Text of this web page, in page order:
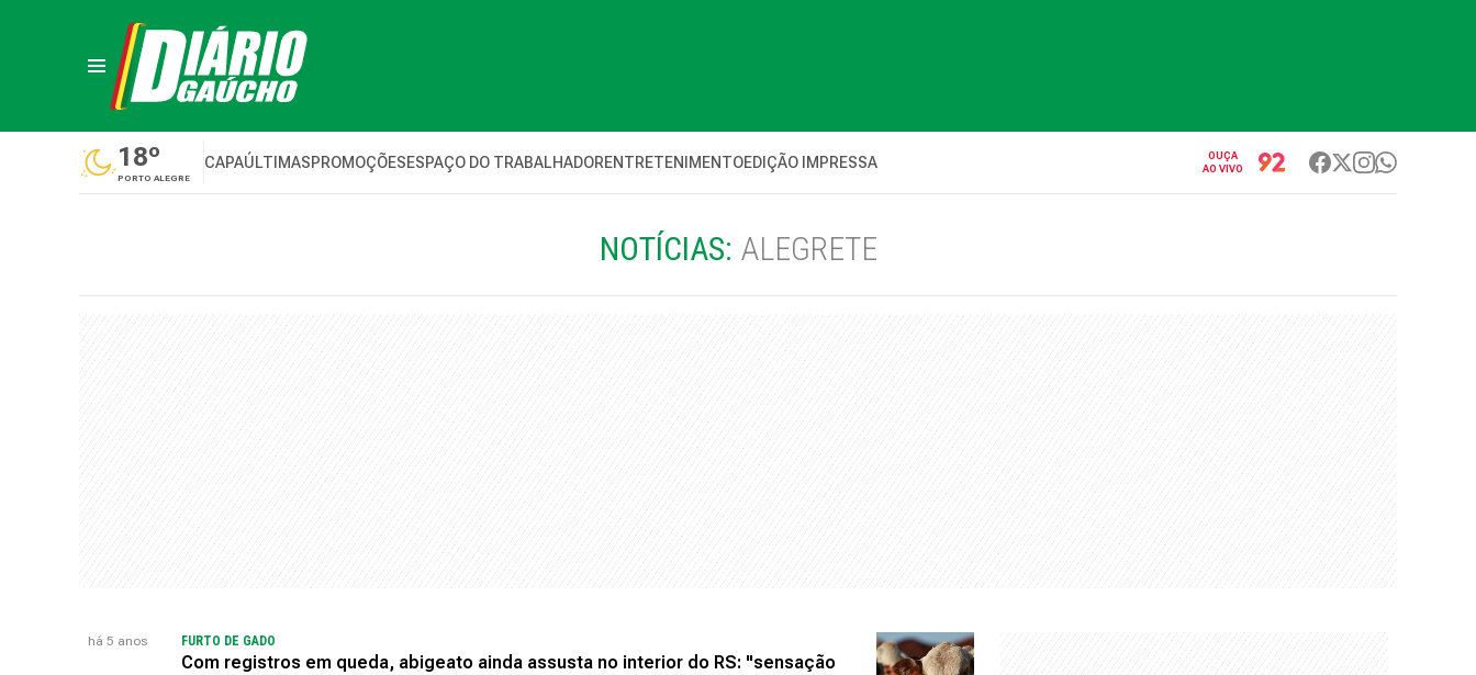
18º
PORTO ALEGRE
CAPAÚLTIMASPROMOÇÕESESPAÇO DO TRABALHADORENTRETENIMENTOEDIÇÃO IMPRESSA
OUÇA
AO VIVO
NOTÍCIAS: ALEGRETE
há 5 anos FURTO DE GADO
Com registros em queda, abigeato ainda assusta no interior do RS: "sensação